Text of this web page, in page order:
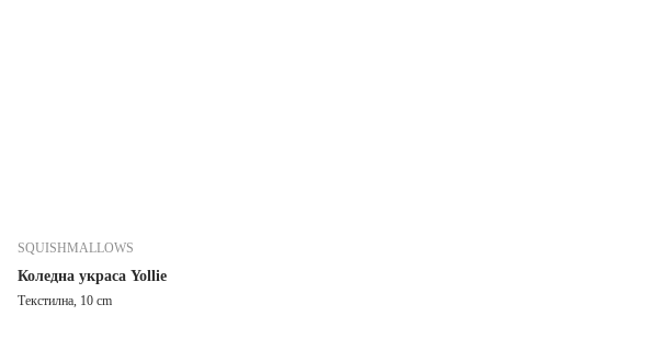
SQUISHMALLOWS
Коледна украса Yollie
Текстилна, 10 cm